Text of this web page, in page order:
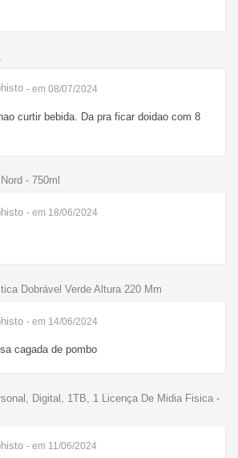
- em 08/07/2024
curtir bebida. Da pra ficar doidao com 8
- 750ml
- em 18/06/2024
Dobrável Verde Altura 220 Mm
- em 14/06/2024
cagada de pombo
Digital, 1TB, 1 Licença De Midia Fisica -
- em 11/06/2024